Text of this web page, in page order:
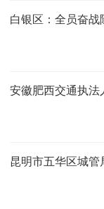
白银区：全员奋战
安徽肥西交通执法
昆明市五华区城管